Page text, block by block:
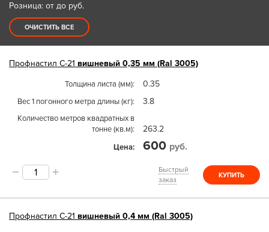
Розница: от до руб.
ОЧИСТИТЬ ВСЕ
Профнастил С-21 вишневый 0,35 мм (Ral 3005)
Толщина листа (мм) 0.35
Вес 1 погонного метра длины (кг) 3.8
Количество метров квадратных в
тонне (кв.м)
263.2
Цена 600 руб.
Быстрый
заказ
КУПИТЬ
Профнастил С-21 вишневый 0,4 мм (Ral 3005)